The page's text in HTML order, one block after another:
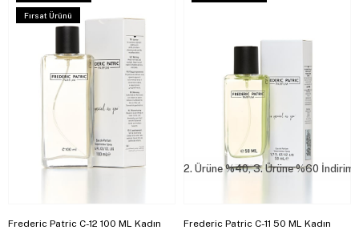
Frederic Patric C-12 100 ML Kadın
Fırsat Ürünü
Frederic Patric C-11 50 ML Kadın
2. Ürüne %40, 3. Ürüne %60 İndirim